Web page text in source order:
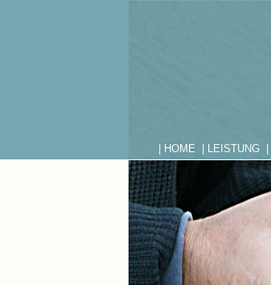
| HOME | LEISTUNG